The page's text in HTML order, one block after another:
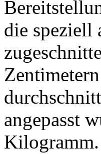
die speziell
angepasst